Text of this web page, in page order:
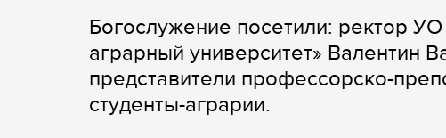
Богослужение посетили: ректор
аграрный университет» Валентин
представители профессорско-
студенты-аграрии.